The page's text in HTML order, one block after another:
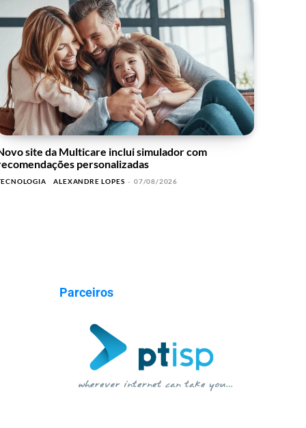
site da Multicare inclui simulador com
personalizadas
ALEXANDRE LOPES - 07/08/2026
Parceiros